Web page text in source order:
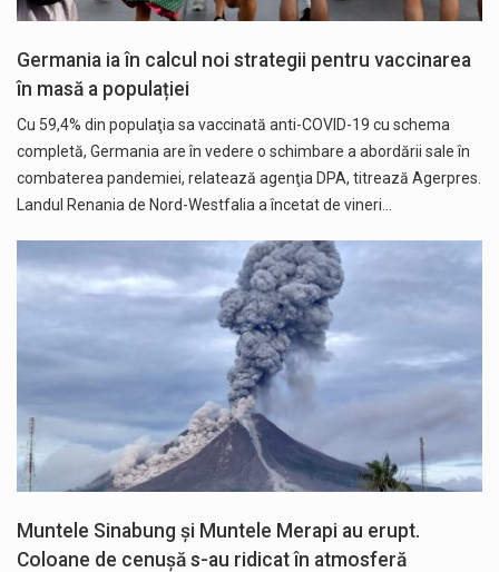
Germania ia în calcul noi strategii pentru vaccinarea
în masă a populației
Cu 59,4% din populaţia sa vaccinată anti-COVID-19 cu schema
completă, Germania are în vedere o schimbare a abordării sale în
combaterea pandemiei, relatează agenţia DPA, titrează Agerpres.
Landul Renania de Nord-Westfalia a încetat de vineri…
Muntele Sinabung și Muntele Merapi au erupt.
Coloane de cenușă s-au ridicat în atmosferă